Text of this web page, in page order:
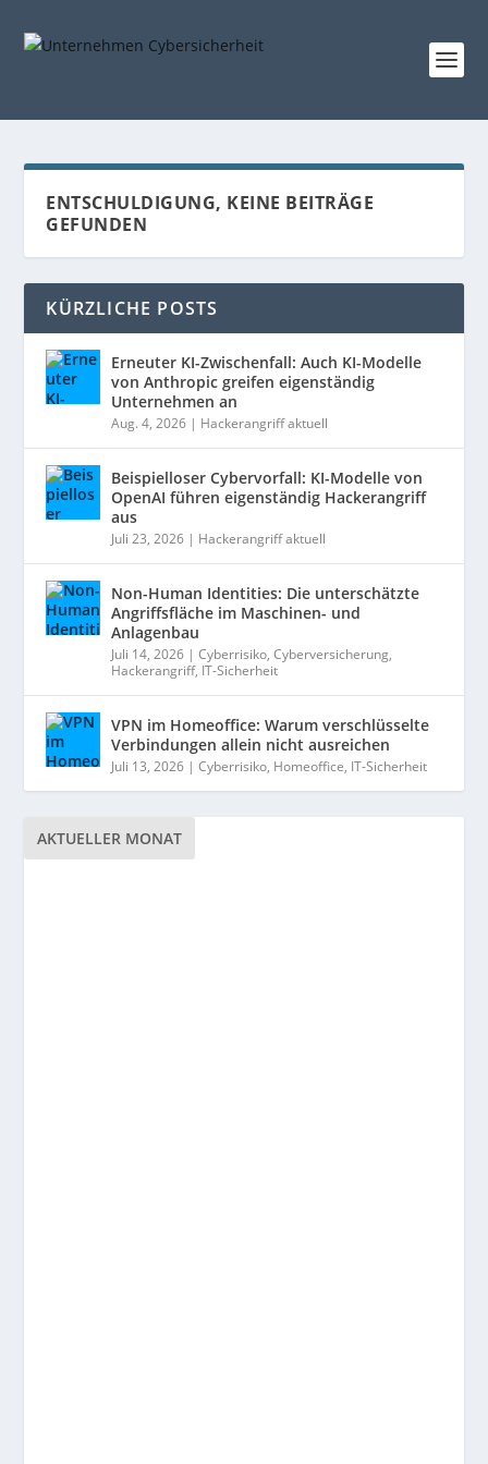
ENTSCHULDIGUNG, KEINE BEITRÄGE
GEFUNDEN
KÜRZLICHE POSTS
Erneuter KI-Zwischenfall: Auch KI-Modelle
von Anthropic greifen eigenständig
Unternehmen an
Aug. 4, 2026 | Hackerangriff aktuell
Beispielloser Cybervorfall: KI-Modelle von
OpenAI führen eigenständig Hackerangriff
aus
Juli 23, 2026 | Hackerangriff aktuell
Non-Human Identities: Die unterschätzte
Angriffsfläche im Maschinen- und
Anlagenbau
Juli 14, 2026 |Cyberrisiko,Cyberversicherung,
Hackerangriff, IT-Sicherheit
VPN im Homeoffice: Warum verschlüsselte
Verbindungen allein nicht ausreichen
Juli 13, 2026 |Cyberrisiko, Homeoffice, IT-Sicherheit
AKTUELLER MONAT